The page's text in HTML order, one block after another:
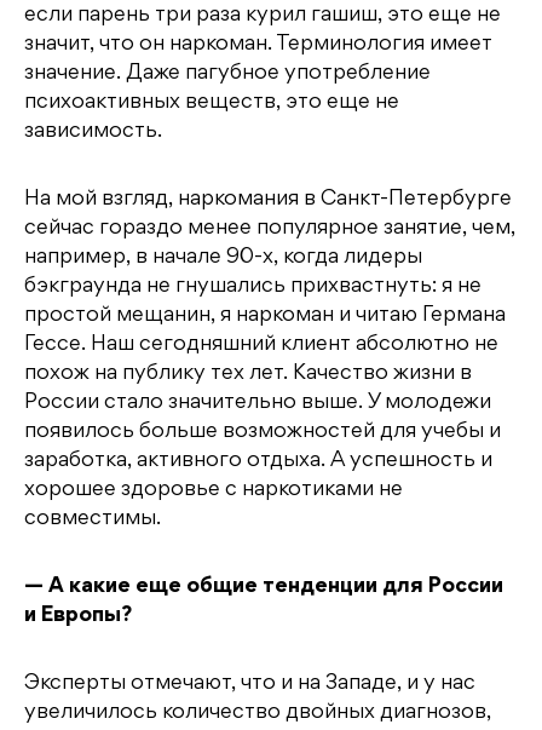
если парень три раза курил гашиш, это еще не
значит, что он наркоман. Терминология имеет
значение. Даже пагубное употребление
психоактивных веществ, это еще не
зависимость.
На мой взгляд, наркомания в Санкт-Петербурге
сейчас гораздо менее популярное занятие, чем,
например, в начале 90-х, когда лидеры
бэкграунда не гнушались прихвастнуть: я не
простой мещанин, я наркоман и читаю Германа
Гессе. Наш сегодняшний клиент абсолютно не
похож на публику тех лет. Качество жизни в
России стало значительно выше. У молодежи
появилось больше возможностей для учебы и
заработка, активного отдыха. А успешность и
хорошее здоровье с наркотиками не
совместимы.
— А какие еще общие тенденции для России
и Европы?
Эксперты отмечают, что и на Западе, и у нас
увеличилось количество двойных диагнозов,